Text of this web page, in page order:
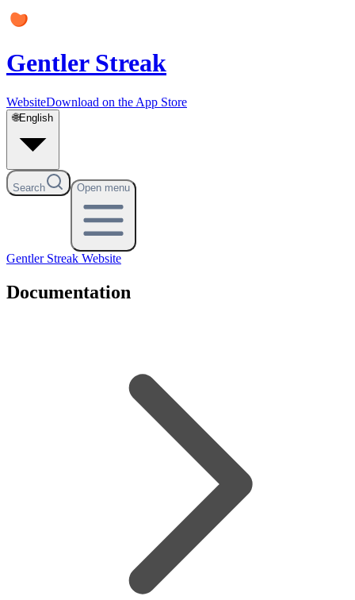
Gentler Streak
WebsiteDownload on the App Store
🌐English
Search Open menu
Gentler Streak Website
Documentation